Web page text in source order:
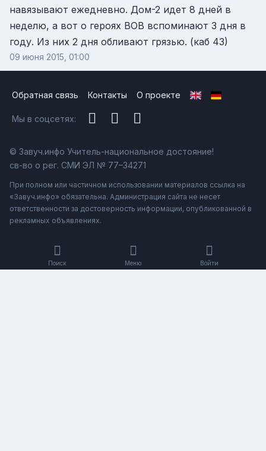
навязывают ежедневно. Дом-2 идет 8 дней в
неделю, а вот о героях ВОВ вспоминают 3 дня в
году. Из них 2 дня обливают грязью. (каб 43)
09 июня 2015, 01:00
Обратная связь Контакты О проекте
Мы в соцсетях:
© Завуч.инфо Учитель-национальное достояние!
св-во о рег. СМИ ЭЛ № 77–34271
При полном или частичном использовании материалов ссылка на
«Завуч.инфо» обязательна. Администрация сайта не несет
ответственности за достоверность информации, опубликованной в
рекламных объявлениях.
Поиск Меню Войти